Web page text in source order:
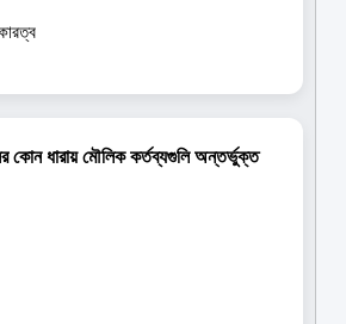
কোন ধারায় মৌলিক কর্তব্যগুলি অন্তর্ভুক্ত